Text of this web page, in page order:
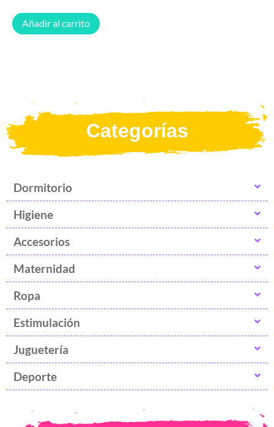
Categorías
Dormitorio
Higiene
Accesorios
Maternidad
Ropa
Estimulación
Juguetería
Deporte
Añadir al carrito